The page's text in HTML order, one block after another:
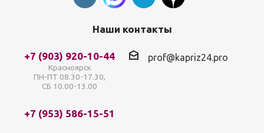
Наши контакты
+7 (903) 920-10-44
Красноярск
ПН-ПТ 08.30-17.30,
СБ 10.00-13.00
+7 (953) 586-15-51
prof@kapriz24.pro